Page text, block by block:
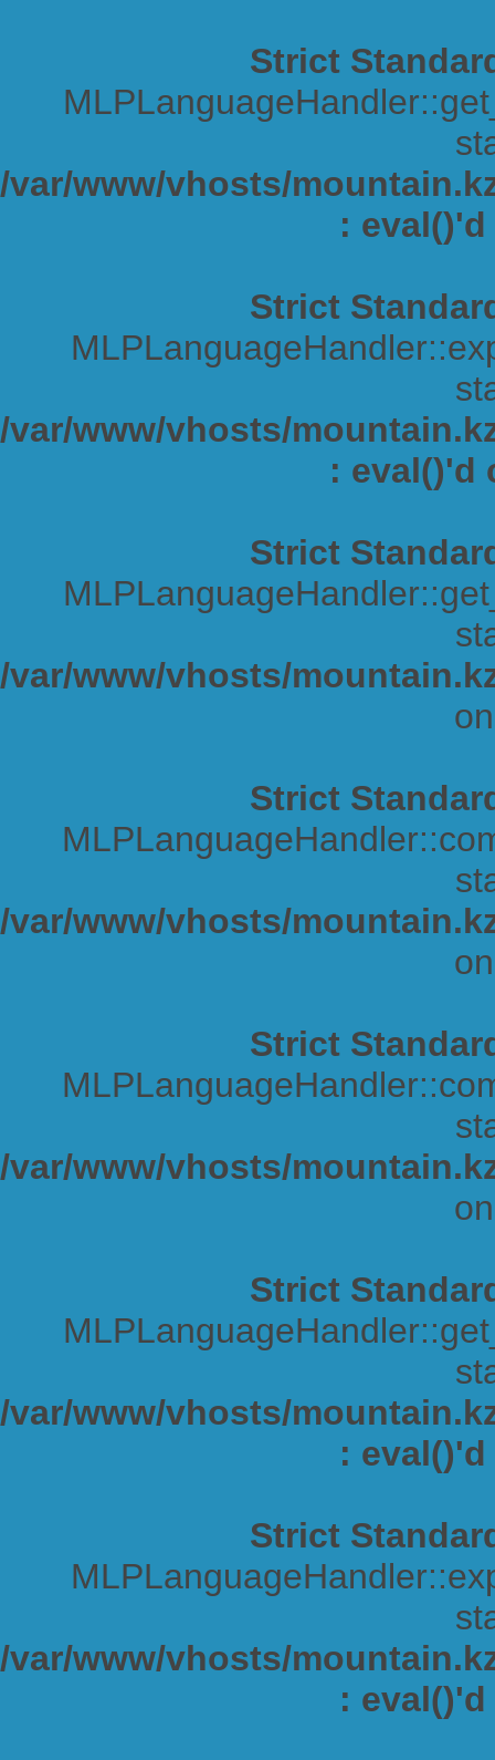
Strict
/var/www/vhosts/
:
Strict
/var/www/vhosts/
: eval()'d
Strict
/var/www/vhosts/
Strict
/var/www/vhosts/
Strict
/var/www/vhosts/
Strict
/var/www/vhosts/
:
Strict
/var/www/vhosts/
: